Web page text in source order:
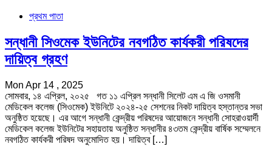
প্রথম পাতা
সন্ধানী সিওমেক ইউনিটের নবগঠিত কার্যকরী পরিষদের
দায়িত্ব গ্রহণ
Mon Apr 14 , 2025
সোমবার, ১৪ এপ্রিল, ২০২৫ গত ১১ এপ্রিল সন্ধানী সিলেট এম এ জি ওসমানী
মেডিকেল কলেজ (সিওমেক) ইউনিটে ২০২৪-২৫ সেশনের নিকট দায়িত্ব হস্তান্তর সভা
অনুষ্ঠিত হয়েছে। এর আগে সন্ধানী কেন্দ্রীয় পরিষদের আয়োজনে সন্ধানী সোহরাওয়ার্দী
মেডিকেল কলেজ ইউনিটের সহায়তায় অনুষ্ঠিত সন্ধানীর ৪৩তম কেন্দ্রীয় বার্ষিক সম্মেলনে
নবগঠিত কার্যকরী পরিষদ অনুমোদিত হয়। দায়িত্ব […]